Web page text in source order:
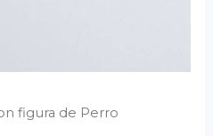
figura de Perro